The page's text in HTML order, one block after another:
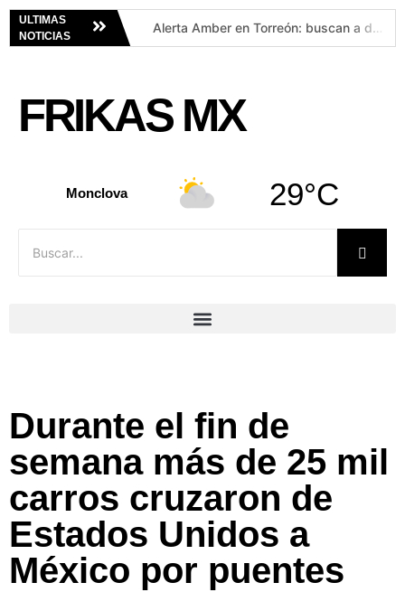
ULTIMAS
NOTICIAS
Alerta Amber en Torreón: buscan a dos hermanas desaparecidas de 1 y 5 años
FRIKAS MX
Monclova 29°C
Durante el fin de
semana más de 25 mil
carros cruzaron de
Estados Unidos a
México por puentes